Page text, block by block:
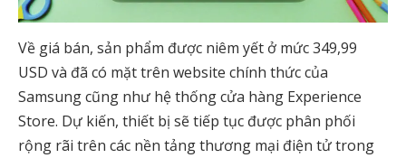
Về giá bán, sản phẩm được niêm yết ở mức 349,99
USD và đã có mặt trên website chính thức của
Samsung cũng như hệ thống cửa hàng Experience
Store. Dự kiến, thiết bị sẽ tiếp tục được phân phối
rộng rãi trên các nền tảng thương mại điện tử trong